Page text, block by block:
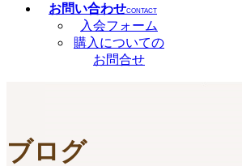
お問い合わせCONTACT
入会フォーム
購入についての
お問合せ
ブログ